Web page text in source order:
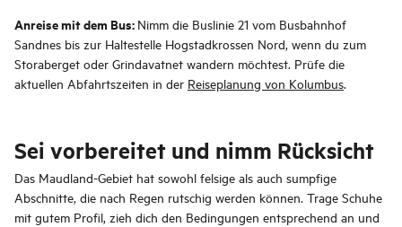
Anreise mit dem Bus: Nimm die Buslinie 21 vom Busbahnhof
Sandnes bis zur Haltestelle Hogstadkrossen Nord, wenn du zum
Storaberget oder Grindavatnet wandern möchtest. Prüfe die
aktuellen Abfahrtszeiten in der Reiseplanung von Kolumbus.
Sei vorbereitet und nimm Rücksicht
Das Maudland-Gebiet hat sowohl felsige als auch sumpfige
Abschnitte, die nach Regen rutschig werden können. Trage Schuhe
mit gutem Profil, zieh dich den Bedingungen entsprechend an und